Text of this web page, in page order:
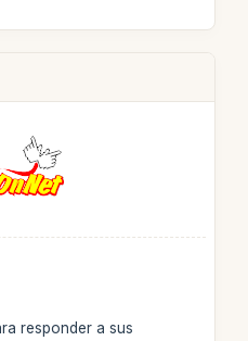
responder a sus